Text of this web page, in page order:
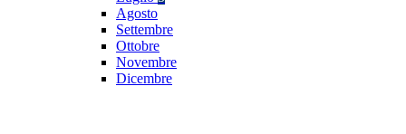
Agosto
Settembre
Ottobre
Novembre
Dicembre